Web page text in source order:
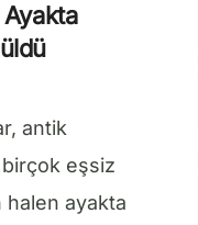
Ayakta
antik
eşsiz
halen ayakta